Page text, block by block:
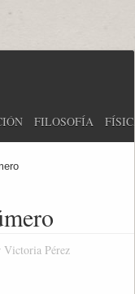
FILOSOFÍA
Victoria Pérez